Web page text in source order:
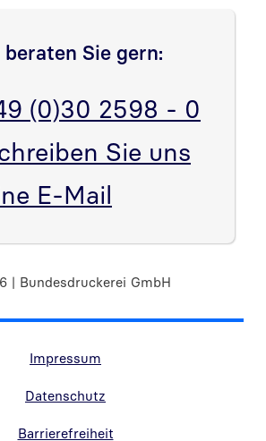
beraten Sie gern:
(0)30 2598 - 0
Mail:
Sie uns
E-Mail
| Bundesdruckerei GmbH
Impressum
Datenschutz
Barrierefreiheit